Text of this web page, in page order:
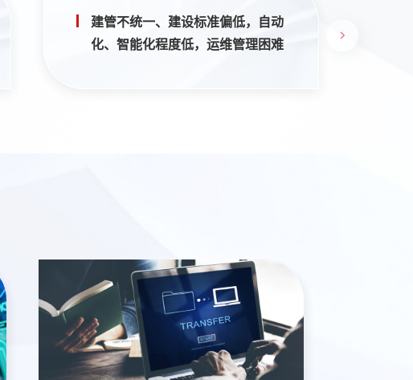
建管不统一、建设标准偏低，自动
化、智能化程度低，运维管理困难